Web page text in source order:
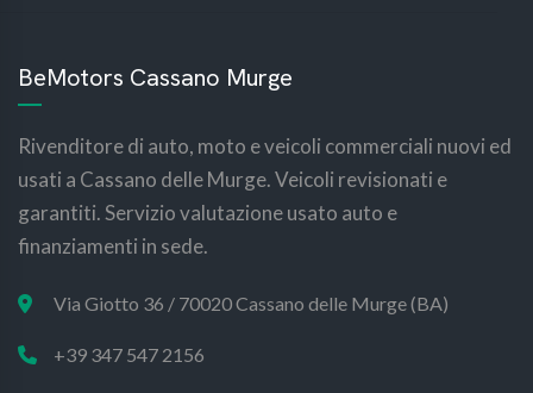
BeMotors Cassano Murge
Rivenditore di auto, moto e veicoli commerciali nuovi ed
usati a Cassano delle Murge. Veicoli revisionati e
garantiti. Servizio valutazione usato auto e
finanziamenti in sede.
Via Giotto 36 / 70020 Cassano delle Murge (BA)
+39 347 547 2156